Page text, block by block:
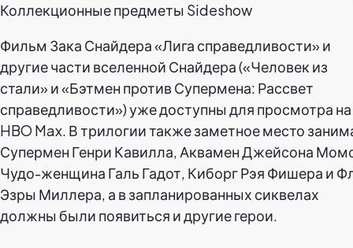
Коллекционные предметы Sideshow
Фильм Зака Снайдера «Лига справедливости» и
другие части вселенной Снайдера («Человек из
стали» и «Бэтмен против Супермена: Рассвет
справедливости») уже доступны для просмотра на
HBO Max. В трилогии также заметное место
Супермен Генри Кавилла, Аквамен Джейсона
Чудо-женщина Галь Гадот, Киборг Рэя Фишера и
Эзры Миллера, а в запланированных сиквелах
должны были появиться и другие герои.